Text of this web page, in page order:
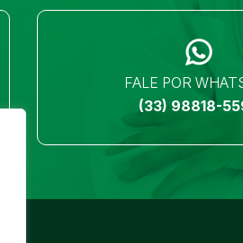
FALE POR
(33) 98818-